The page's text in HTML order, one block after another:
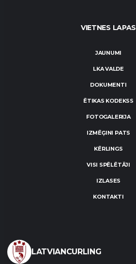
VIETNES LAPAS
JAUNUMI
LKA VALDE
DOKUMENTI
ĒTIKAS KODEKSS
FOTOGALERIJA
IZMĒĢINI PATS
KĒRLINGS
VISI SPĒLĒTĀJI
IZLASES
KONTAKTI
LATVIANCURLING